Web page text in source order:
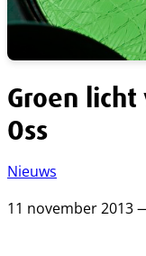
Groen
Oss
Nieuws
11 november 2013